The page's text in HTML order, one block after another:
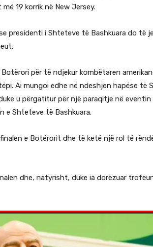
19 korrik në New Jersey.
presidenti i Shteteve të Bashkuara do të
për të ndjekur kombëtaren
Ai mungoi edhe në ndeshjen hapëse të
u përgatitur për një paraqitje në eventin
e Shteteve të Bashkuara.
e Botërorit dhe të ketë një rol të
dhe, natyrisht, duke ia dorëzuar